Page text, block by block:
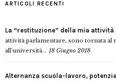
ARTICOLI RECENTI
La “restituzione” della mia
attività parlamentare, sono tornata
all’università... 18 Giugno 2018
Alternanza scuola-lavoro,